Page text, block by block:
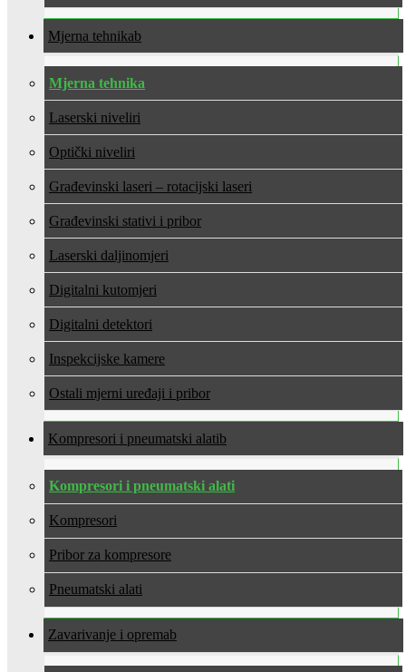
Mjerna tehnika
Mjerna tehnika
Laserski niveliri
Optički niveliri
Građevinski laseri – rotacijski laseri
Građevinski stativi i pribor
Laserski daljinomjeri
Digitalni kutomjeri
Digitalni detektori
Inspekcijske kamere
Ostali mjerni uređaji i pribor
Kompresori i pneumatski alati
Kompresori i pneumatski alati
Kompresori
Pribor za kompresore
Pneumatski alati
Zavarivanje i oprema